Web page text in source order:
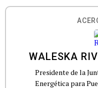
WALESKA
Presidente de la
Energética para